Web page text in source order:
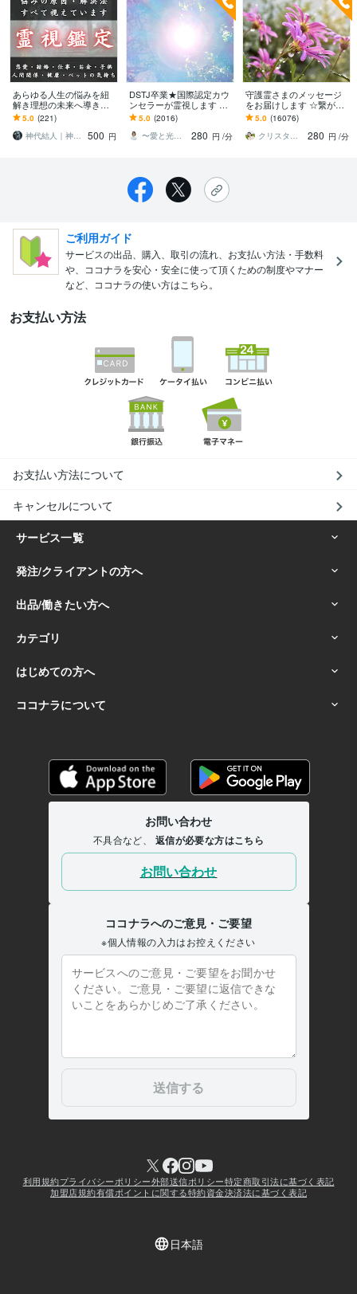
あらゆる人生の悩みを紐
解き理想の未来へ導きま
す 人生のあらゆる迷いを
輝かせ神域の光で願いを
成就させます
5.0 (221)
神代結人｜神導の継承神主
500 円
DSTJ卒業★国際認定カウ
ンセラーが霊視します ★
最高の人生を生きていく
為のサポート致します★
5.0 (2016)
〜愛と光を貴方へ〜 大塚美和
280 円 /分
守護霊さまのメッセージ
をお届けします ☆繋がっ
た時がご縁☆ 今どんな言
葉が届けられるかな？
5.0 (16076)
クリスタル サラ
280 円 /分
ご利用ガイド
サービスの出品、購入、取引の流れ、お支払い方法・手数料
や、ココナラを安心・安全に使って頂くための制度やマナー
など、ココナラの使い方はこちら。
お支払い方法
お支払い方法について
キャンセルについて